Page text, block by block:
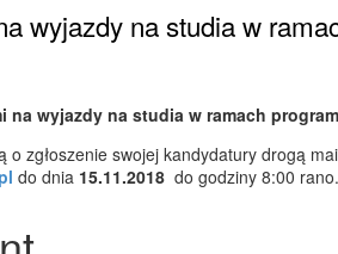
wyjazdy na studia w
na wyjazdy na studia w ramach
zgłoszenie swojej kandydatury drogą
do dnia 15.11.2018 do godziny 8:00 rano.